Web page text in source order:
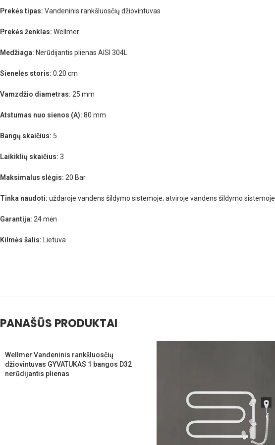
Prekės tipas: Vandeninis rankšluosčių džiovintuvas
Prekės ženklas: Wellmer
Medžiaga: Nerūdijantis plienas AISI 304L
Sienelės storis: 0.20 cm
Vamzdžio diametras: 25 mm
Atstumas nuo sienos (A): 80 mm
Bangų skaičius: 5
Laikiklių skaičius: 3
Maksimalus slėgis: 20 Bar
Tinka naudoti: uždaroje vandens šildymo sistemoje; atviroje vandens šildymo sistemoje.
Garantija: 24 mėn
Kilmės šalis: Lietuva
PANAŠŪS PRODUKTAI
Wellmer Vandeninis rankšluosčių
džiovintuvas GYVATUKAS 1 bangos D32
nerūdijantis plienas